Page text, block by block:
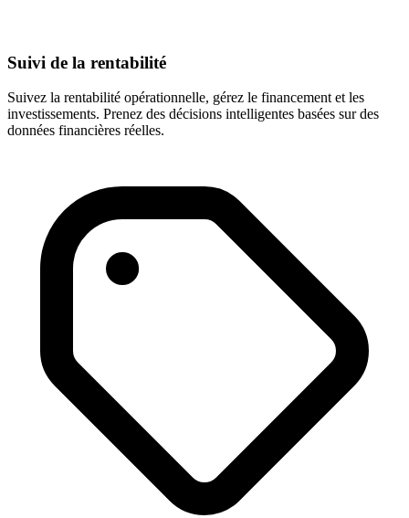
Suivi de la rentabilité
Suivez la rentabilité opérationnelle, gérez le financement et les
investissements. Prenez des décisions intelligentes basées sur des
données financières réelles.